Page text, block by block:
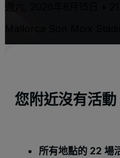
週六, 2026年8月15日 •
Mallorca Son Moix
您附近沒有活動
所有地點的 22 場